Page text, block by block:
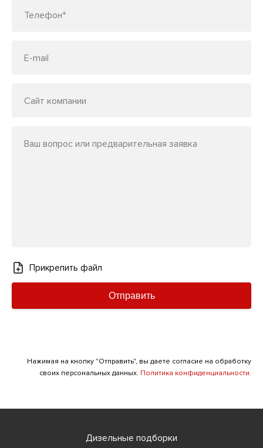
Телефон*
E-mail
Сайт компании
Ваш вопрос или предварительная заявка
Прикрепить файл
Отправить
Нажимая на кнопку "Отправить", вы даете согласие на обработку
своих персональных данных. Политика конфиденциальности.
Дизельные подборки